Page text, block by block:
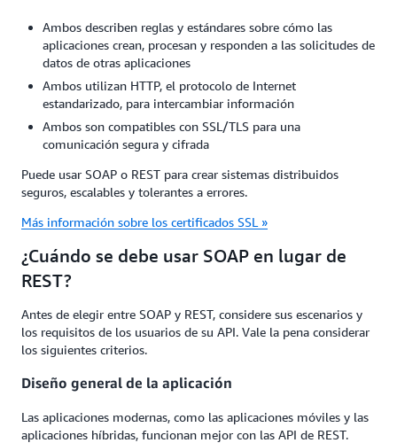
Ambos describen reglas y estándares sobre cómo las
aplicaciones crean, procesan y responden a las solicitudes de
datos de otras aplicaciones
Ambos utilizan HTTP, el protocolo de Internet
estandarizado, para intercambiar información
Ambos son compatibles con SSL/TLS para una
comunicación segura y cifrada
Puede usar SOAP o REST para crear sistemas distribuidos
seguros, escalables y tolerantes a errores.
Más información sobre los certificados SSL »
¿Cuándo se debe usar SOAP en lugar de
REST?
Antes de elegir entre SOAP y REST, considere sus escenarios y
los requisitos de los usuarios de su API. Vale la pena considerar
los siguientes criterios.
Diseño general de la aplicación
Las aplicaciones modernas, como las aplicaciones móviles y las
aplicaciones híbridas, funcionan mejor con las API de REST.